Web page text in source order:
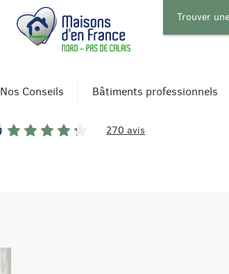
Trouver
Nos Conseils Bâtiments professionnels
270 avis